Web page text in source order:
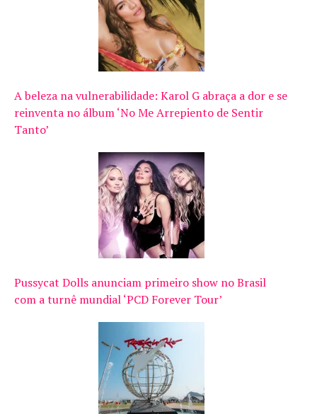
A beleza na vulnerabilidade: Karol G abraça a dor e se
reinventa no álbum ‘No Me Arrepiento de Sentir
Tanto’
Pussycat Dolls anunciam primeiro show no Brasil
com a turnê mundial ‘PCD Forever Tour’